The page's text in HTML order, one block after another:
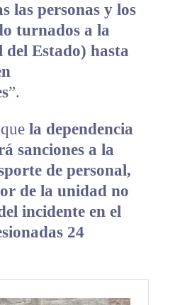
las personas y los
turnados a la
del Estado) hasta
”.
la dependencia
sanciones a la
de personal,
de la unidad no
incidente en el
24